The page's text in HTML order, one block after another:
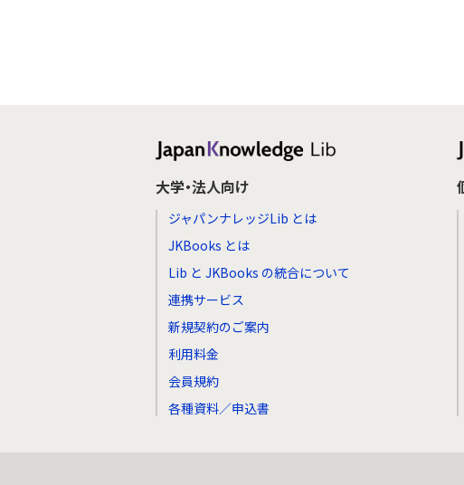
大学・法人向け
ジャパンナレッジLib とは
JKBooks とは
Lib と JKBooks の統合について
連携サービス
新規契約のご案内
利用料金
会員規約
各種資料／申込書